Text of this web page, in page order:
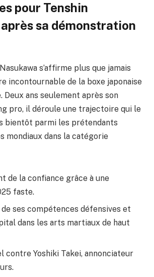
pour Tenshin
sa démonstration
s’affirme plus que jamais
incontournable de la boxe japonaise
ans seulement après son
pro, il déroule une trajectoire qui le
bientôt parmi les prétendants
mondiaux dans la catégorie
de la confiance grâce à une
faste.
ses compétences défensives et
dans les arts martiaux de haut
contre Yoshiki Takei, annonciateur